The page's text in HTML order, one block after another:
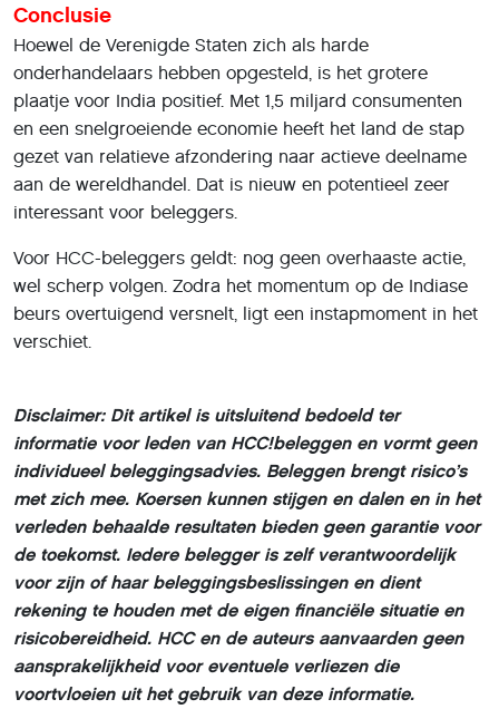
Conclusie
Hoewel de Verenigde Staten zich als harde
onderhandelaars hebben opgesteld, is het grotere
plaatje voor India positief. Met 1,5 miljard consumenten
en een snelgroeiende economie heeft het land de stap
gezet van relatieve afzondering naar actieve deelname
aan de wereldhandel. Dat is nieuw en potentieel zeer
interessant voor beleggers.
Voor HCC-beleggers geldt: nog geen overhaaste actie,
wel scherp volgen. Zodra het momentum op de Indiase
beurs overtuigend versnelt, ligt een instapmoment in het
verschiet.
Disclaimer: Dit artikel is uitsluitend bedoeld ter
informatie voor leden van HCC!beleggen en vormt geen
individueel beleggingsadvies. Beleggen brengt risico’s
met zich mee. Koersen kunnen stijgen en dalen en in het
verleden behaalde resultaten bieden geen garantie voor
de toekomst. Iedere belegger is zelf verantwoordelijk
voor zijn of haar beleggingsbeslissingen en dient
rekening te houden met de eigen financiële situatie en
risicobereidheid. HCC en de auteurs aanvaarden geen
aansprakelijkheid voor eventuele verliezen die
voortvloeien uit het gebruik van deze informatie.